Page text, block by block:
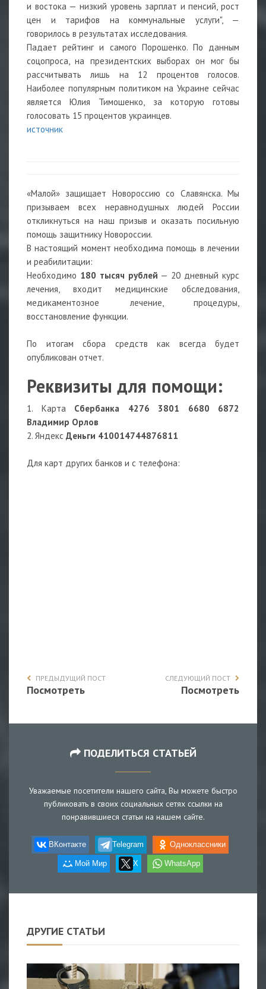
и востока — низкий уровень зарплат и пенсий, рост
цен и тарифов на коммунальные услуги", —
говорилось в результатах исследования.
Падает рейтинг и самого Порошенко. По данным
соцопроса, на президентских выборах он мог бы
рассчитывать лишь на 12 процентов голосов.
Наиболее популярным политиком на Украине сейчас
является Юлия Тимошенко, за которую готовы
голосовать 15 процентов украинцев.
источник
«Малой» защищает Новороссию со Славянска. Мы
призываем всех неравнодушных людей России
откликнуться на наш призыв и оказать посильную
помощь защитнику Новороссии.
В настоящий момент необходима помощь в лечении
и реабилитации:
Необходимо 180 тысяч рублей — 20 дневный курс
лечения, входит медицинские обследования,
медикаментозное лечение, процедуры,
восстановление функции.
По итогам сбора средств как всегда будет
опубликован отчет.
Реквизиты для помощи:
1. Карта Сбербанка 4276 3801 6680 6872
Владимир Орлов
2. Яндекс Деньги 410014744876811
Для карт других банков и с телефона:
ПРЕДЫДУЩИЙ ПОСТ
Посмотреть
СЛЕДУЮЩИЙ ПОСТ
Посмотреть
ПОДЕЛИТЬСЯ СТАТЬЕЙ
Уважаемые посетители нашего сайта, Вы можете быстро
публиковать в своих социальных сетях ссылки на
понравившиеся статьи на нашем сайте.
ВКонтакте Telegram Одноклассники
Мой Мир X WhatsApp
ДРУГИЕ СТАТЬИ